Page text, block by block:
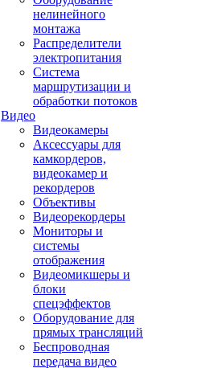
нелинейного
монтажа
Распределители
электропитания
Система
маршрутизации и
обработки потоков
Видео
Видеокамеры
Аксессуары для
камкордеров,
видеокамер и
рекордеров
Объективы
Видеорекордеры
Мониторы и
системы
отображения
Видеомикшеры и
блоки
спецэффектов
Оборудование для
прямых трансляций
Беспроводная
передача видео